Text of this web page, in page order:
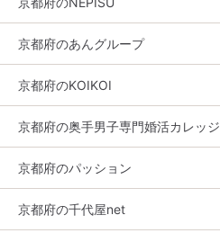
京都府のあんグループ
京都府のKOIKOI
京都府の奥手男子専門婚活カレッジ
京都府のパッション
京都府の千代屋net